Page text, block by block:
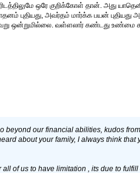
ஒரே குறிக்கோள் தான். அது
புதியது, அவர்தம் மார்க்க பயன் புதியது
ஒன்றுமில்லை. வள்ளலார் கண்டது உண்மை
beyond our financial abilities, kudos
about your family, I always think that
of us to have limitation , its due to fulfill